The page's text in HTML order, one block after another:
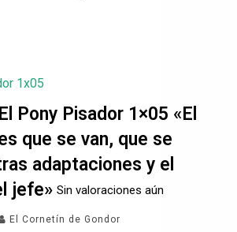
Pony Pisador 1×05 «El
que se van, que se
adaptaciones y el
jefe» Sin valoraciones aún
El Cornetín de Gondor